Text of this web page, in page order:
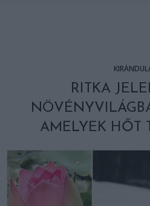
RITKA
AMELYEK HŐT